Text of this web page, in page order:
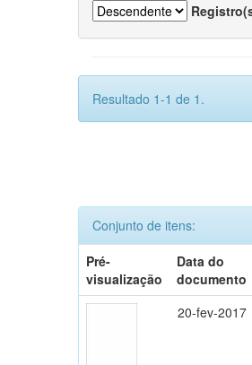
Resultado 1-1 de 1.
Conjunto de itens:
Pré-
visualização
Data do
documento
20-fev-2017